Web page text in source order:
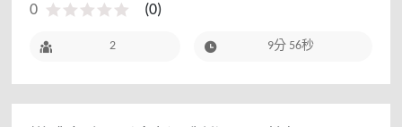
0 (0)
2 9分 56秒